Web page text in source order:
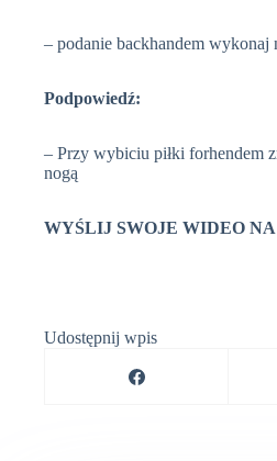
– podanie backhandem wykonaj
Podpowiedź:
– Przy wybiciu piłki forhendem
nogą
WYŚLIJ SWOJE WIDEO
Udostępnij wpis